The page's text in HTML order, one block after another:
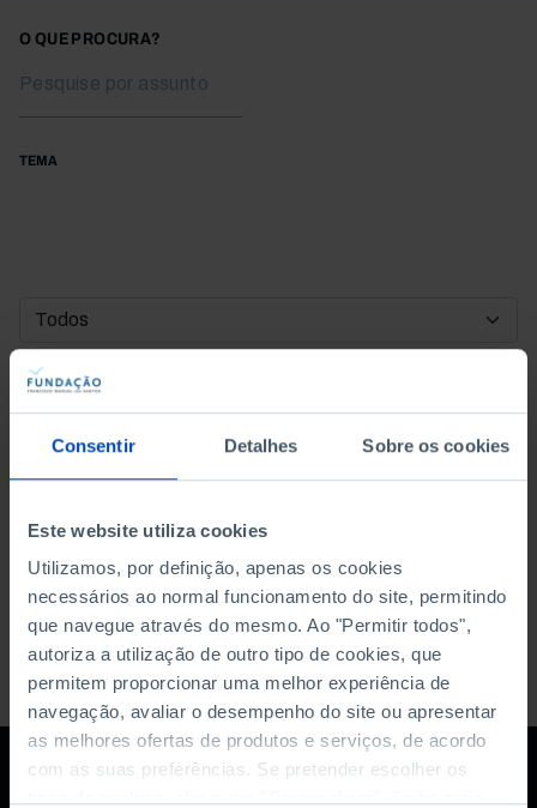
Consentir Detalhes Sobre os cookies
Este website utiliza cookies
Utilizamos, por definição, apenas os cookies
necessários ao normal funcionamento do site, permitindo
que navegue através do mesmo. Ao "Permitir todos",
autoriza a utilização de outro tipo de cookies, que
permitem proporcionar uma melhor experiência de
navegação, avaliar o desempenho do site ou apresentar
as melhores ofertas de produtos e serviços, de acordo
com as suas preferências. Se pretender escolher os
O QUE PROCURA?
TEMA
DATA DE INÍCIO
DATA DE FIM